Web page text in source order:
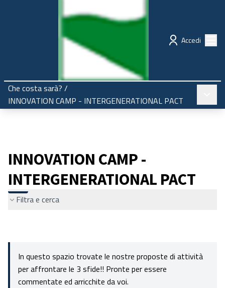
Regione Emilia-Romagna Partecipazione
Accedi
Che costa sarà? /
INNOVATION CAMP - INTERGENERATIONAL PACT
INNOVATION CAMP -
INTERGENERATIONAL PACT
Filtra e cerca
In questo spazio trovate le nostre proposte di attività
per affrontare le 3 sfide!! Pronte per essere
commentate ed arricchite da voi.